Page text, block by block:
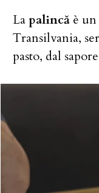
Lapalincă è
Transilvania,
pasto, dal